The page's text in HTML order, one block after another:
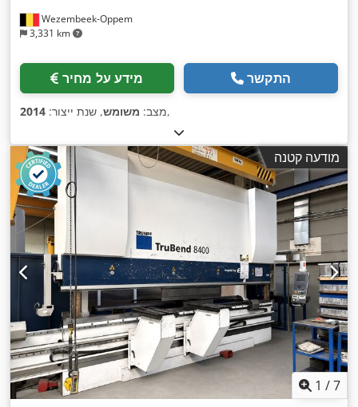
Wezembeek-Oppem
3,331 km
מידע על מחיר התקשר
מצב: משומש, שנת ייצור: 2014 ,
מודעה קטנה
1 /7